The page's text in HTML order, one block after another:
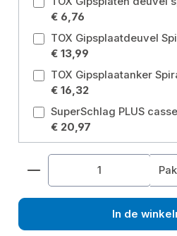
€ 6,76
€ 13,99
€ 16,32
SuperSchlag PLUS
€ 20,97
Producthoeveelheid: Pak
In de